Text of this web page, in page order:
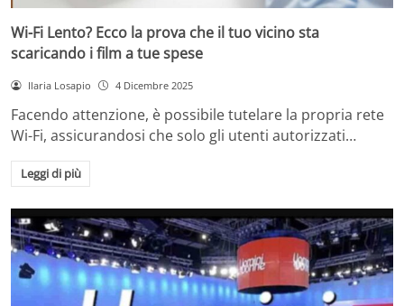
Wi-Fi Lento? Ecco la prova che il tuo vicino sta
scaricando i film a tue spese
Ilaria Losapio 4 Dicembre 2025
Facendo attenzione, è possibile tutelare la propria rete
Wi-Fi, assicurandosi che solo gli utenti autorizzati…
Leggi di più